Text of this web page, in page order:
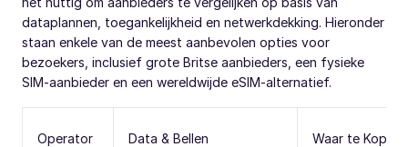
dataplannen, toegankelijkheid en netwerkdekking. Hieronder
staan enkele van de meest aanbevolen opties voor
bezoekers, inclusief grote Britse aanbieders, een fysieke
SIM-aanbieder en een wereldwijde eSIM-alternatief.
Operator Data & Bellen Waar te Kopen